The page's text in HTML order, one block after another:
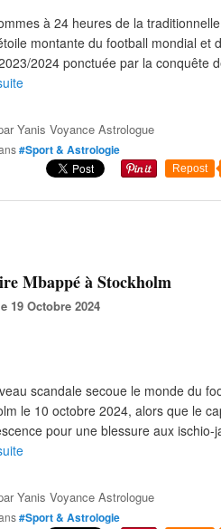
à 24 heures de la
montante du football mondial et
2024 ponctuée par la conquête
Yanis Voyance Astrologue
#Sport & Astrologie
Repost
Mbappé à Stockholm
19 Octobre 2024
scandale secoue le monde du
le 10 octobre 2024, alors que le
pour une blessure aux
Yanis Voyance Astrologue
#Sport & Astrologie